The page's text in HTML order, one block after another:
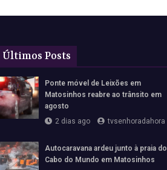
Últimos Posts
Ponte móvel de Leixões em
Matosinhos reabre ao trânsito em
agosto
2 dias ago
tvsenhoradahora
Autocaravana ardeu junto à praia do
Cabo do Mundo em Matosinhos